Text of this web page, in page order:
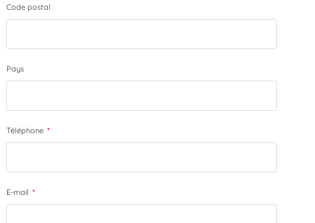
Code postal
Pays
Téléphone *
E-mail *